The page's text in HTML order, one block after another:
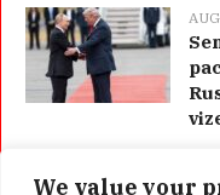
We value your